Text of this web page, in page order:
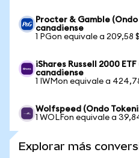
Procter & Gamble
canadiense
1 PGon equivale a 209,58 $
iShares Russell 2000
canadiense
1 IWMon equivale a
Wolfspeed (Ondo
1 WOLFon equivale a
Explorar más